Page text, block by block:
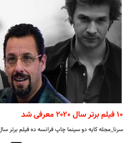
۱۰ فیلم برتر سال ۲۰۲۰ معرفی شد
سرنا_مجله کایه دو سینما چاپ فرانسه ده فیلم برتر سال ۲۰۲۰ را معرفی